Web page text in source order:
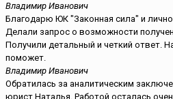
Владимир Иванович
Благодарю ЮК "Законная сила" и
Делали запрос о возможности
Получили детальный и четкий ответ.
поможет.
Владимир Иванович
Обратилась за аналитическим
юрист Наталья. Работой осталась